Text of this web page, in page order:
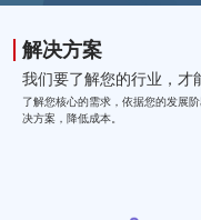
解决方案
我们要了解您的行业，才
了解您核心的需求，依据您的发展
决方案，降低成本。